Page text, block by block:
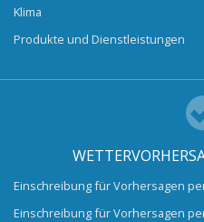
Klima
Produkte und Dienstleistungen
Einschreibung für Vorhersagen
Einschreibung für Vorhersagen